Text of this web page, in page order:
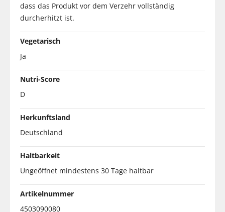
dass das Produkt vor dem Verzehr vollständig
durcherhitzt ist.
Vegetarisch
Ja
Nutri-Score
D
Herkunftsland
Deutschland
Haltbarkeit
Ungeöffnet mindestens 30 Tage haltbar
Artikelnummer
4503090080